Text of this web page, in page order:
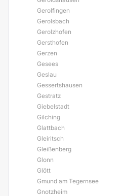
Gerolfingen
Gerolsbach
Gerolzhofen
Gersthofen
Gerzen
Gesees
Geslau
Gessertshausen
Gestratz
Giebelstadt
Gilching
Glattbach
Gleiritsch
Gleißenberg
Glonn
Glött
Gmund am Tegernsee
Gnotzheim